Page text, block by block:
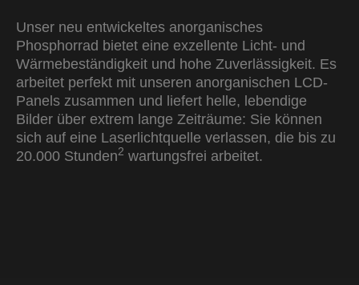
Unser neu entwickeltes anorganisches
Phosphorrad bietet eine exzellente Licht- und
Wärmebeständigkeit und hohe Zuverlässigkeit. Es
arbeitet perfekt mit unseren anorganischen LCD-
Panels zusammen und liefert helle, lebendige
Bilder über extrem lange Zeiträume: Sie können
sich auf eine Laserlichtquelle verlassen, die bis zu
20.000 Stunden2 wartungsfrei arbeitet.